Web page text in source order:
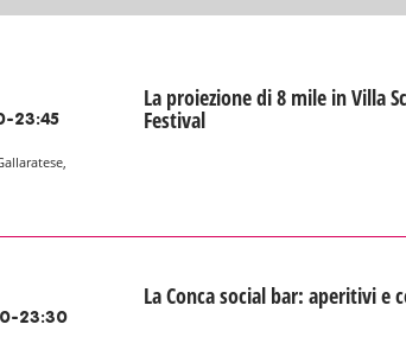
23:45
La proiezione di 8 mile in Villa
Festival
23:30
La Conca social bar: aperitivi e